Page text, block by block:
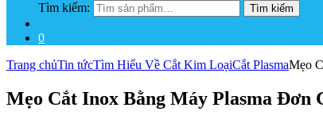
Tìm kiếm:
Tìm kiếm
0
Trang chủTin tứcTìm Hiểu Về Cắt Kim LoạiCắt PlasmaMẹo
Mẹo Cắt Inox Bằng Máy Plasma Đơn